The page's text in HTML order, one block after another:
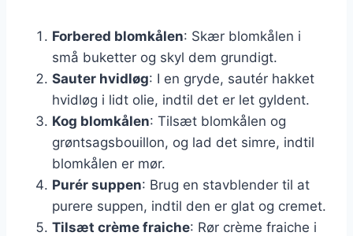
Forbered blomkålen: Skær blomkålen i
små buketter og skyl dem grundigt.
Sauter hvidløg: I en gryde, sautér hakket
hvidløg i lidt olie, indtil det er let gyldent.
Kog blomkålen: Tilsæt blomkålen og
grøntsagsbouillon, og lad det simre, indtil
blomkålen er mør.
Purér suppen: Brug en stavblender til at
purere suppen, indtil den er glat og cremet.
Tilsæt crème fraiche: Rør crème fraiche i